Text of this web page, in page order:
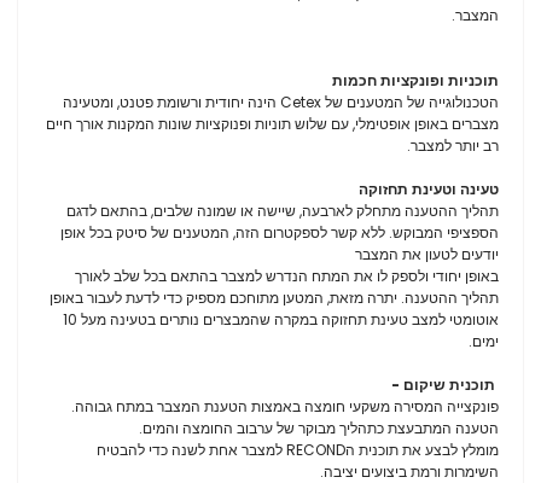
המצבר.
תוכניות ופונקציות חכמות
הטכנולוגייה של המטענים של Cetex הינה יחודית ורשומת פטנט, ומטעינה
מצברים באופן אופטימלי, עם שלוש תוניות ופנוקציות שונות המקנות אורך חיים
רב יותר למצבר.
טעינה וטעינת תחזוקה
תהליך ההטענה מתחלק לארבעה, שיישה או שמונה שלבים, בהתאם לדגם
הספציפי המבוקש. ללא קשר לספקטרום הזה, המטענים של סיטק בכל אופן
יודעים לטעון את המצבר
באופן יחודי ולספק לו את המתח הנדרש למצבר בהתאם בכל שלב לאורך
תהליך ההטענה. יתרה מזאת, המטען מתוחכם מספיק כדי לדעת לעבור באופן
אוטומטי למצב טעינת תחזוקה במקרה שהמבצרים נותרים בטעינה מעל 10
ימים.
תוכנית שיקום -
פונקצייה המסירה משקעי חומצה באמצות הטענת המצבר במתח גבוהה.
הטענה המתבעצת כתהליך מבוקר של ערבוב החומצה והמים.
מומלץ לבצע את תוכנית הRECOND למצבר אחת לשנה כדי להבטיח
השימרות ורמת ביצועים יציבה.